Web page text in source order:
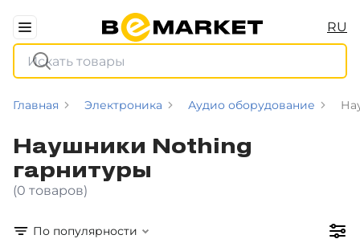
RU
Главная Электроника Аудио оборудование
Наушники Nothing
гарнитуры
(0 товаров)
По популярности